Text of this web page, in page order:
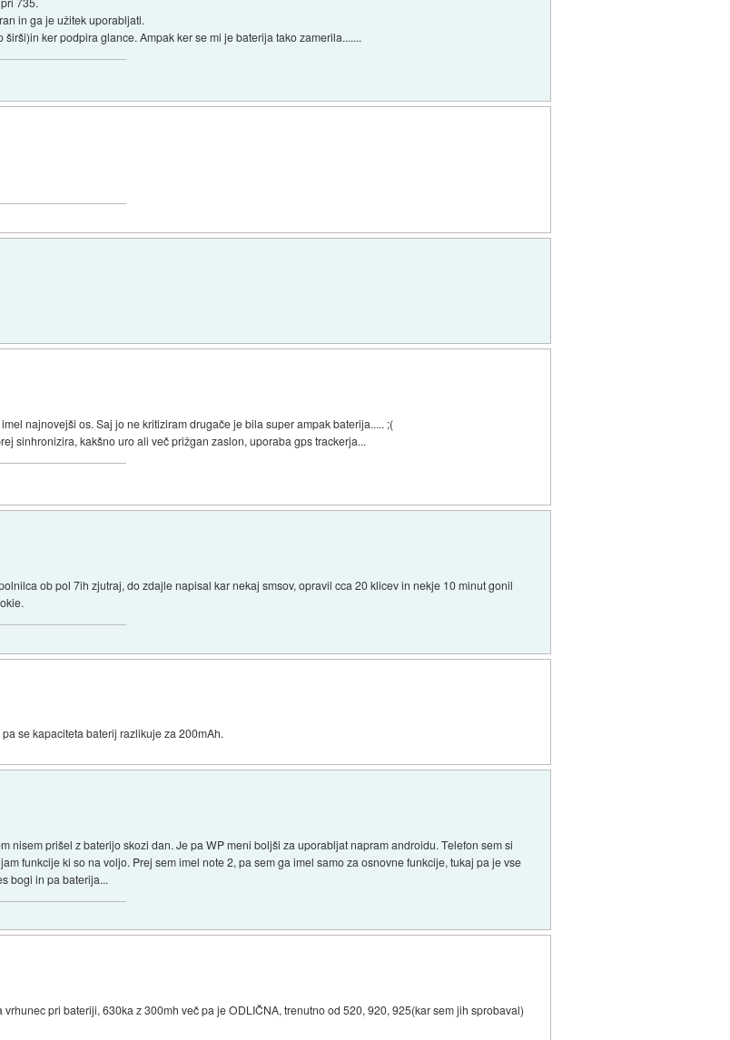
in ga je užitek uporabljati.
ker podpira glance. Ampak ker se mi je baterija tako zamerila.......
najnovejši os. Saj jo ne kritiziram drugače je bila super ampak baterija..... ;(
sinhronizira, kakšno uro ali več prižgan zaslon, uporaba gps trackerja...
ob pol 7ih zjutraj, do zdajle napisal kar nekaj smsov, opravil cca 20 klicev in nekje 10 minut gonil
se kapaciteta baterij razlikuje za 200mAh.
nisem prišel z baterijo skozi dan. Je pa WP meni boljši za uporabljat napram androidu. Telefon sem si
funkcije ki so na voljo. Prej sem imel note 2, pa sem ga imel samo za osnovne funkcije, tukaj pa je vse
bogi in pa baterija...
pri bateriji, 630ka z 300mh več pa je ODLIČNA, trenutno od 520, 920, 925(kar sem jih sprobaval)